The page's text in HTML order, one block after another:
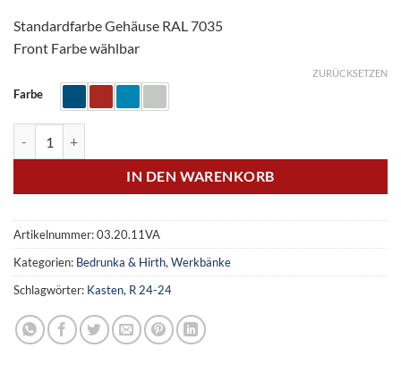
Standardfarbe Gehäuse RAL 7035
Front Farbe wählbar
Farbe
ZURÜCKSETZEN
IN DEN WARENKORB
Artikelnummer:03.20.11VA
Kategorien: Bedrunka & Hirth,Werkbänke
Schlagwörter: Kasten, R 24-24